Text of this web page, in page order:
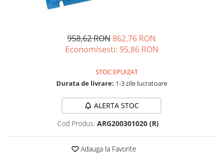
Accesorii Statii de Alimentare
Cauta dupa marca
Anker
958,62 RON862,76 RON
Economisesti: 95,86 RON
STOC EPUIZAT
Durata de livrare: 1-3 zile lucratoare
ALERTA STOC
Cod Produs: ARG200301020 (R)
Adauga la Favorite